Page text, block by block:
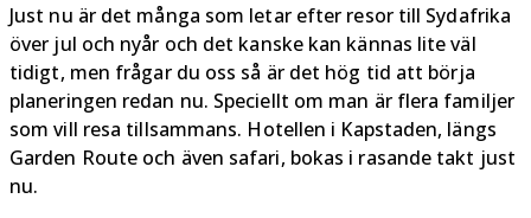
Just nu är det många som letar efter resor till Sydafrika
över jul och nyår och det kanske kan kännas lite väl
tidigt, men frågar du oss så är det hög tid att börja
planeringen redan nu. Speciellt om man är flera familjer
som vill resa tillsammans. Hotellen i Kapstaden, längs
Garden Route och även safari, bokas i rasande takt just
nu.